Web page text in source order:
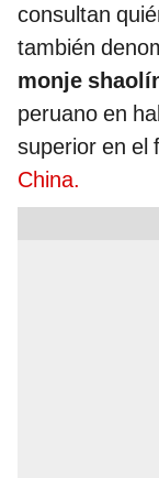
consultan
también
monje
peruano en
superior en el
China.